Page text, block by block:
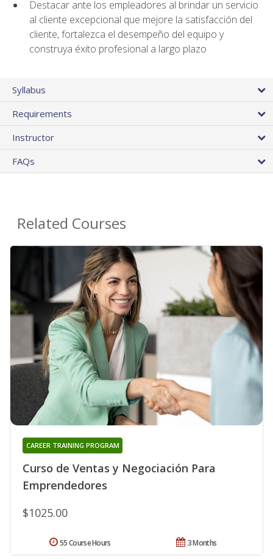
Destacar ante los empleadores al brindar un servicio
al cliente excepcional que mejore la satisfacción del
cliente, fortalezca el desempeño del equipo y
construya éxito profesional a largo plazo
Syllabus
Requirements
Instructor
FAQs
Related Courses
Curso de Ventas y Negociación Para
Emprendedores
CAREER TRAINING PROGRAM
$1025.00
3 Months
55 Course Hours